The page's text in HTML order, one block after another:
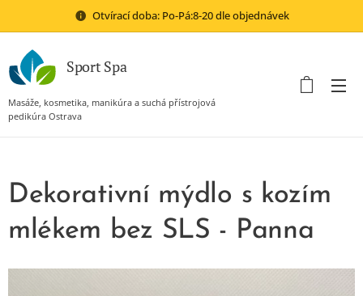
Otvírací doba: Po-Pá:8-20 dle objednávek
Sport Spa
Masáže, kosmetika, manikúra a suchá přístrojová
pedikúra Ostrava
Dekorativní mýdlo s kozím
mlékem bez SLS - Panna